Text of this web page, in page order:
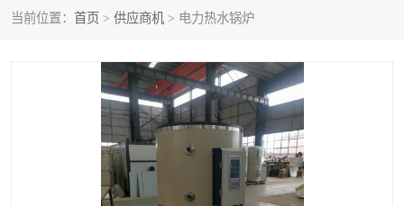
当前位置： 首页 > 供应商机 > 电力热水锅炉